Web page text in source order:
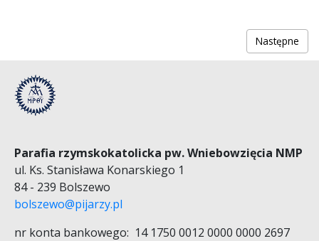
Następne
Parafia rzymskokatolicka pw. Wniebowzięcia NMP
ul. Ks. Stanisława Konarskiego 1
84 - 239 Bolszewo
bolszewo@pijarzy.pl
nr konta bankowego: 14 1750 0012 0000 0000 2697